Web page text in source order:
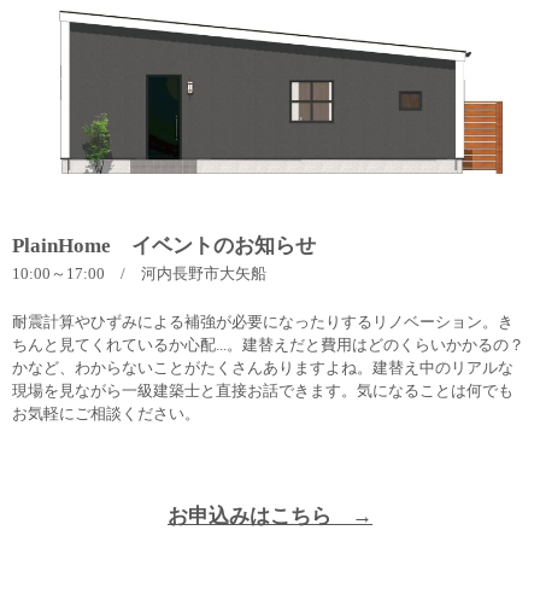
PlainHome イベントのお知らせ
10:00～17:00 / 河内長野市大矢船
耐震計算やひずみによる補強が必要になったりするリノベーション。き
ちんと見てくれているか心配...。建替えだと費用はどのくらいかかるの？
かなど、わからないことがたくさんありますよね。建替え中のリアルな
現場を見ながら一級建築士と直接お話できます。気になることは何でも
お気軽にご相談ください。
お申込みはこちら →